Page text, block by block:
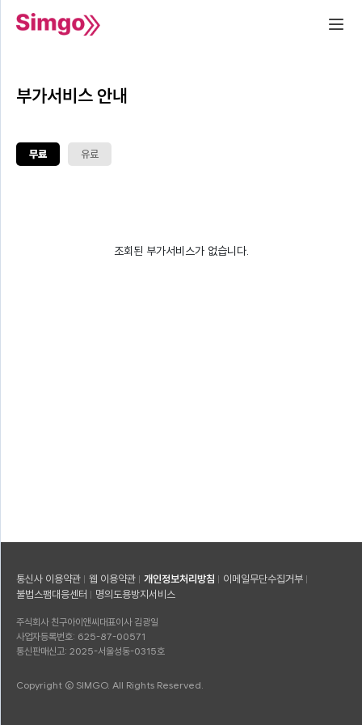
부가서비스 안내
무료 유료
조회된 부가서비스가 없습니다.
통신사 이용약관 웹 이용약관 개인정보처리방침
이메일무단수집거부
불법스팸대응센터
명의도용방지서비스
주식회사 친구아이앤씨 대표이사 김광일
사업자등록번호: 625-87-00571
통신판매신고: 2025-서울성동-0315호
Copyright © SIMGO. All Rights Reserved.